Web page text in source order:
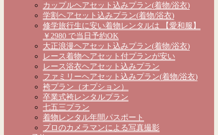
カップルヘアセット込みプラン(着物/浴衣)
学割ヘアセット込みプラン(着物/浴衣)
修学旅行生に安い着物レンタルは 【愛和服】
￥2980 で当日予約OK
大正浪漫ヘアセット込みプラン(着物/浴衣)
レース着物ヘアセット付プランが安い
レース浴衣ヘアセット込みプラン
ファミリーヘアセット込みプラン(着物/浴衣)
袴プラン（オプション）
卒業式袴レンタルプラン
七五三プラン
着物レンタル年間パスポート
プロのカメラマンによる写真撮影